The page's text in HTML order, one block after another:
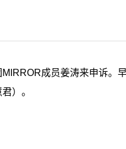
MIRROR成员姜涛来申诉
）。